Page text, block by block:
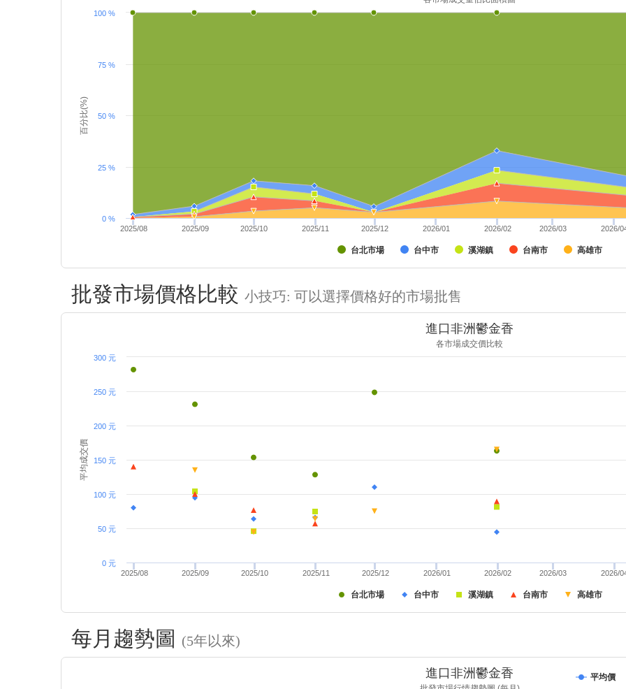
百分比(%)
台北市場 台中市 溪湖鎮 台南市 高雄市
2025/08 2025/09 2025/10 2025/11 2025/12 2026/01 2026/02 2026/03 2026/
0 %
25 %
50 %
75 %
100 %
批發市場價格比較 小技巧: 可以選擇價格好的市場批售
平均成交價
進口非洲鬱金香
各市場成交價比較
台北市場 台中市 溪湖鎮 台南市 高雄市
2025/08 2025/09 2025/10 2025/11 2025/12 2026/01 2026/02 2026/03 2026/
0 元
50 元
100 元
150 元
200 元
250 元
300 元
每月趨勢圖 (5年以來)
進口非洲鬱金香 平均價